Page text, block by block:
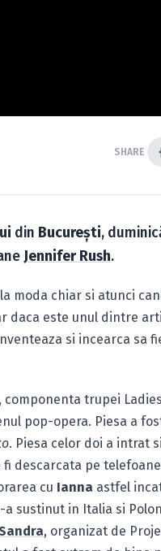
SHARE
din Bucureşti,
Jennifer Rush.
moda chiar si atunci
daca este unul dintre
si incearca sa
, componenta trupei
pop-opera. Piesa a
. Piesa celor doi a intrat
descarcata pe
cu Ianna astfel
sustinut in Italia si
, organizat de